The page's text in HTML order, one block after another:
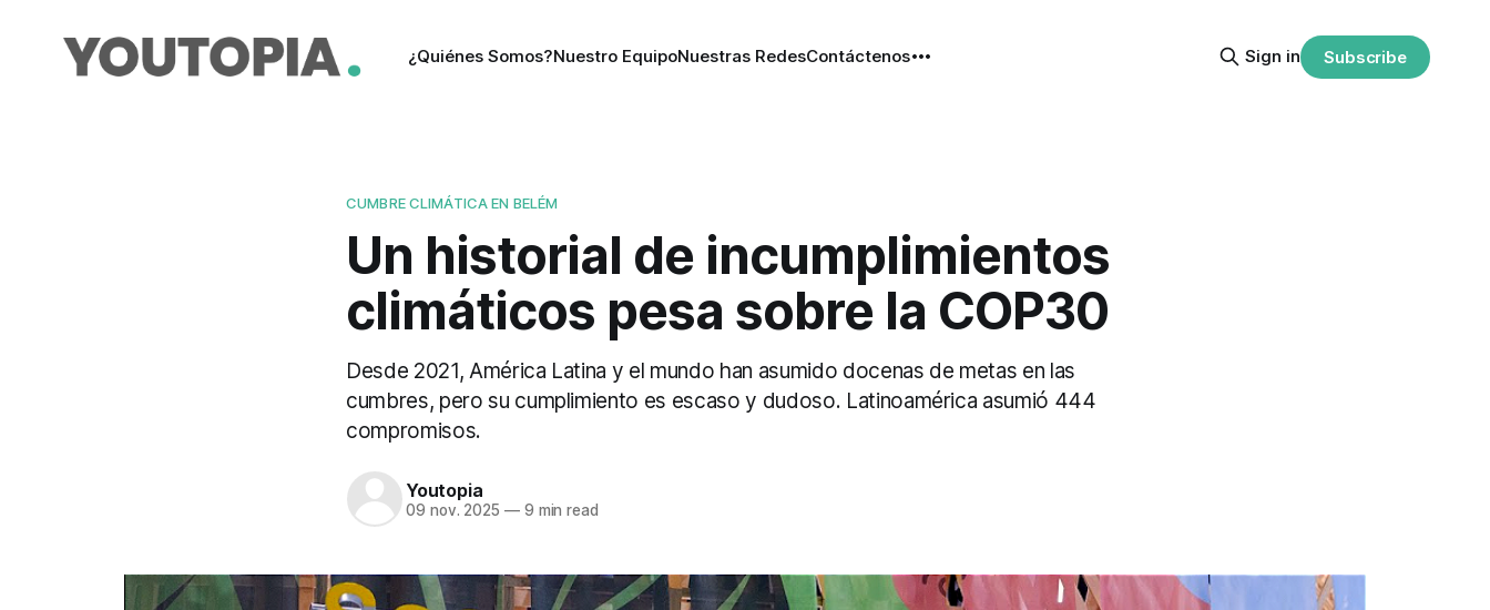
¿Quiénes Somos?Nuestro EquipoNuestras RedesContáctenos Sign in Subscribe
CUMBRE CLIMÁTICA EN BELÉM
Un historial de incumplimientos
climáticos pesa sobre la COP30
Desde 2021, América Latina y el mundo han asumido docenas de metas en las
cumbres, pero su cumplimiento es escaso y dudoso. Latinoamérica asumió 444
compromisos.
Youtopia
09 nov. 2025 —9 min read